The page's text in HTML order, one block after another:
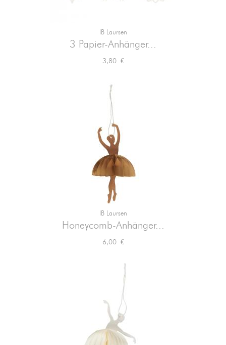
IB Laursen
3 Papier-Anhänger...
Preis
3,80 €
IB Laursen
Honeycomb-Anhänger...
Preis
6,00 €